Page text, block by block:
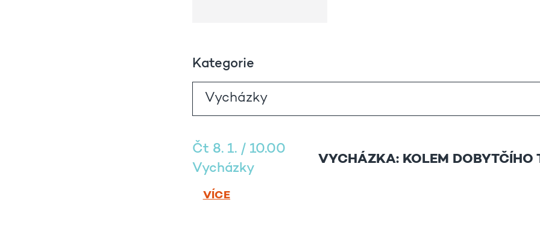
Kategorie
Čt 8. 1. / 10.00
Vycházky
VYCHÁZKA: KOLEM DOBYTČÍHO
VÍCE